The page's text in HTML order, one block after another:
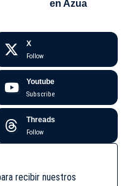
en Azua
X
Follow
Youtube
Subscribe
Threads
Follow
recibir nuestros